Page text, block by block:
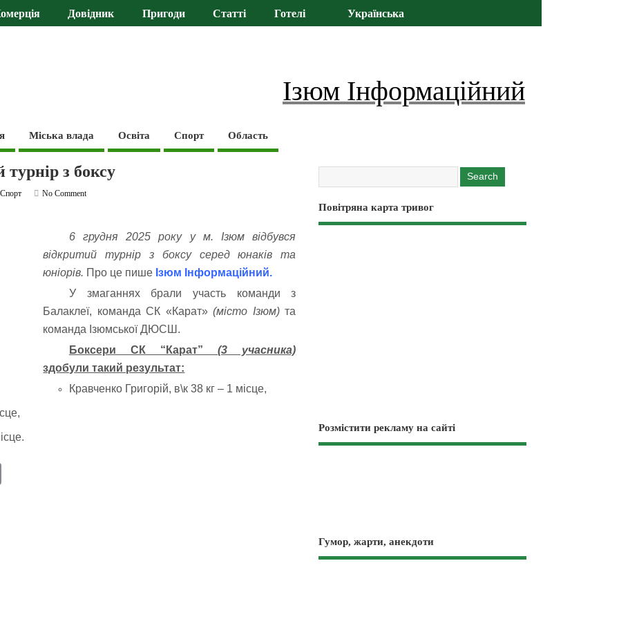
Довідник Пригоди Статті Готелі Українська
Ізюм Інформаційний
Міська влада Освіта Спорт Область
з боксу
Спорт
No Comment
6 грудня 2025 року у м. Ізюм відбувся
відкритий турнір з боксу серед юнаків та
юніорів. Про це пише Ізюм Інформаційний.
У змаганнях брали участь команди з
Балаклеї, команда СК «Карат»(місто Ізюм)та
команда Ізюмської ДЮСШ.
Боксери СК “Карат”(3 учасника)
здобули такий результат:
Кравченко Григорій, в\к 38 кг – 1 місце,
Повітряна карта тривог
Розмістити рекламу на сайті
Гумор, жарти, анекдоти